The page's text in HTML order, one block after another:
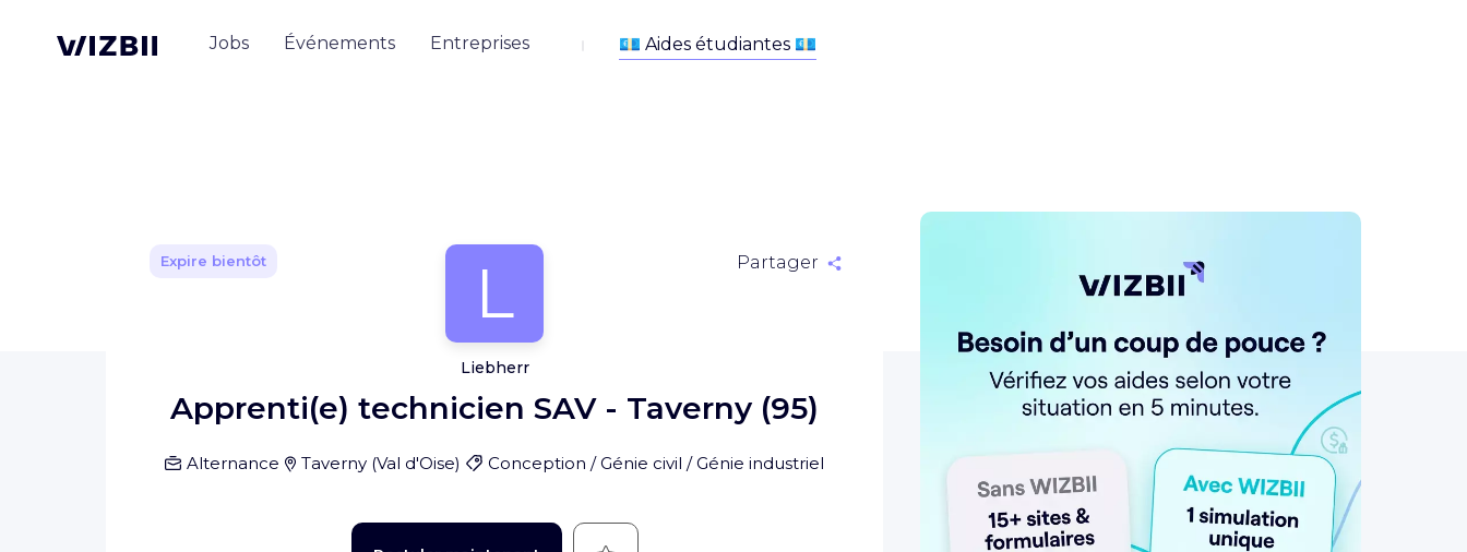
Jobs Événements Entreprises
Expire bientôt L Partager
Liebherr
Apprenti(e) technicien SAV - Taverny (95)
Alternance Taverny (Val d'Oise) Conception / Génie civil / Génie industriel